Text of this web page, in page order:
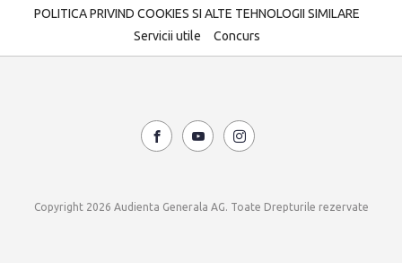
POLITICA PRIVIND COOKIES SI ALTE TEHNOLOGII SIMILARE
Servicii utile
Concurs
Copyright 2026 Audienta Generala AG. Toate Drepturile rezervate